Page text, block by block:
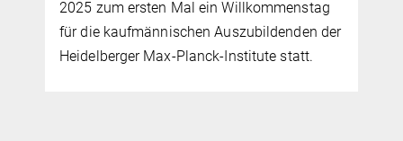
2025 zum ersten Mal ein Willkommenstag
für die kaufmännischen Auszubildenden der
Heidelberger Max-Planck-Institute statt.